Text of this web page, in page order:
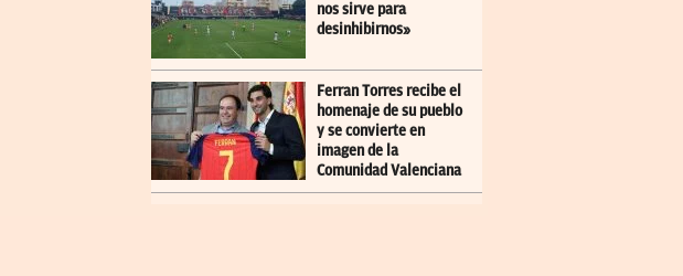
nos sirve para
desinhibirnos»
Ferran Torres recibe el
homenaje de su pueblo
y se convierte en
imagen de la
Comunidad Valenciana